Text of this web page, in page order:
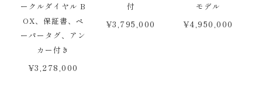
ークルダイヤル B
OX、保証書、ペ
ーパータグ、アン
カー付き
¥3,278,000
付
¥3,795,000
モデル
¥4,950,000